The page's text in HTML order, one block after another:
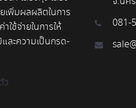
เพิ่มผลผลิตในการ
ใช้จ่ายในการให้
ละความเป็นกรด-
ว
081-